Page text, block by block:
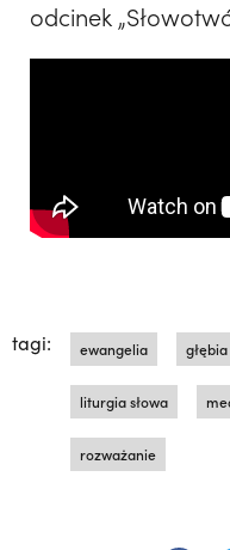
odcinek
tagi: ewangelia głębia
liturgia słowa
rozważanie